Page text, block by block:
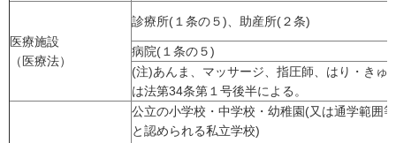
医療施設
（医療法）
診療所(１条の５)、助産所(２条)
病院(１条の５)
(注)あんま、マッサージ、指圧師、はり・きゅ
は法第34条第１号後半による。
公立の小学校・中学校・幼稚園(又は通学範囲
と認められる私立学校)